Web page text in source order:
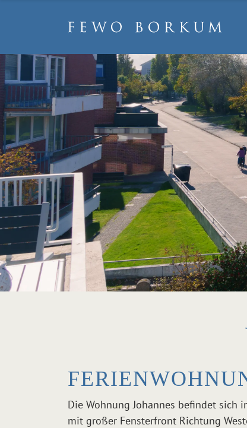
Die Wohnung Johannes befindet sich
mit großer Fensterfront Richtung